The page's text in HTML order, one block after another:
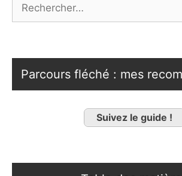
Parcours fléché : mes
Suivez le guide !